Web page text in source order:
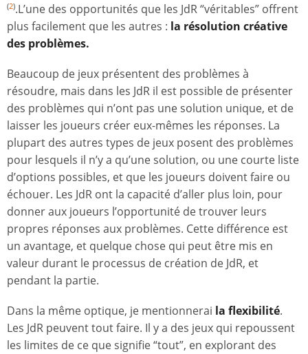
(2).L’une des opportunités que les JdR “véritables” offrent
plus facilement que les autres : la résolution créative
des problèmes.
Beaucoup de jeux présentent des problèmes à
résoudre, mais dans les JdR il est possible de présenter
des problèmes qui n’ont pas une solution unique, et de
laisser les joueurs créer eux-mêmes les réponses. La
plupart des autres types de jeux posent des problèmes
pour lesquels il n’y a qu’une solution, ou une courte liste
d’options possibles, et que les joueurs doivent faire ou
échouer. Les JdR ont la capacité d’aller plus loin, pour
donner aux joueurs l’opportunité de trouver leurs
propres réponses aux problèmes. Cette différence est
un avantage, et quelque chose qui peut être mis en
valeur durant le processus de création de JdR, et
pendant la partie.
Dans la même optique, je mentionnerai la flexibilité.
Les JdR peuvent tout faire. Il y a des jeux qui repoussent
les limites de ce que signifie “tout”, en explorant des